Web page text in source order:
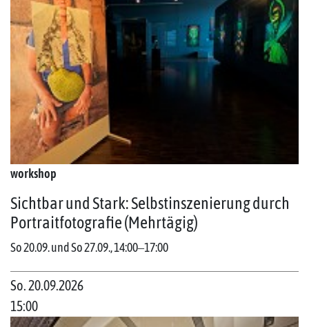
workshop
Sichtbar und Stark: Selbstinszenierung durch
Portraitfotografie (Mehrtägig)
So 20.09. und So 27.09., 14:00‒17:00
So. 20.09.2026
15:00